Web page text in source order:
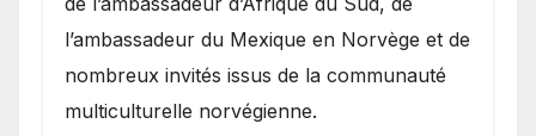
l’ambassadeur du Mexique en Norvège et de
nombreux invités issus de la communauté
multiculturelle norvégienne.